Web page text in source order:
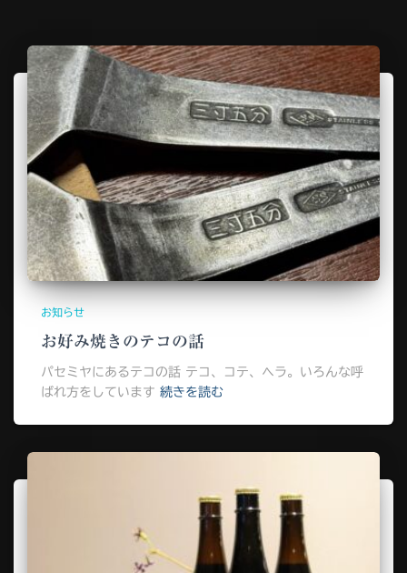
お知らせ
お好み焼きのテコの話
パセミヤにあるテコの話 テコ、コテ、ヘラ。いろんな呼
ばれ方をしています 続きを読む